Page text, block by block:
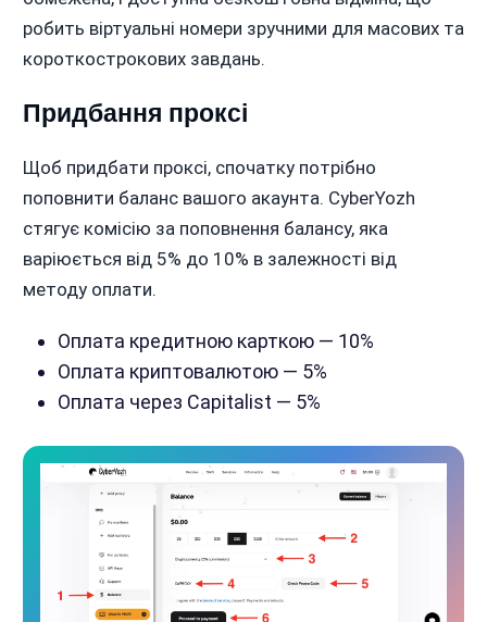
робить віртуальні номери зручними для масових та
короткострокових завдань.
Придбання проксі
Щоб придбати проксі, спочатку потрібно
поповнити баланс вашого акаунта. CyberYozh
стягує комісію за поповнення балансу, яка
варіюється від 5% до 10% в залежності від
методу оплати.
Оплата кредитною карткою — 10%
Оплата криптовалютою — 5%
Оплата через Capitalist — 5%